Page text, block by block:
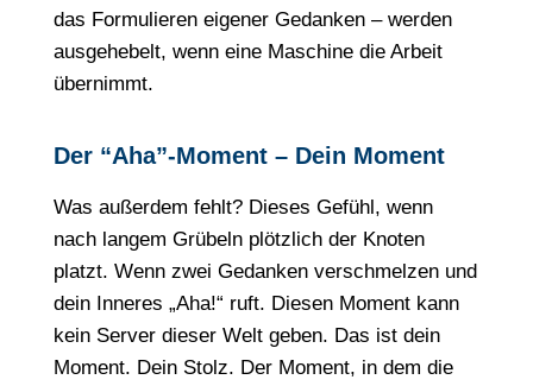
das Formulieren eigener Gedanken – werden
ausgehebelt, wenn eine Maschine die Arbeit
übernimmt.
Der “Aha”-Moment – Dein Moment
Was außerdem fehlt? Dieses Gefühl, wenn
nach langem Grübeln plötzlich der Knoten
platzt. Wenn zwei Gedanken verschmelzen und
dein Inneres „Aha!“ ruft. Diesen Moment kann
kein Server dieser Welt geben. Das ist dein
Moment. Dein Stolz. Der Moment, in dem die